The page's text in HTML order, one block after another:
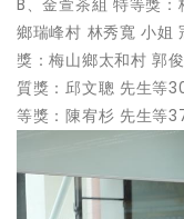
鄉瑞峰村 林秀寬 小姐
獎：梅山鄉太和村 郭
質獎：邱文聰 先生等
等獎：陳宥杉 先生等